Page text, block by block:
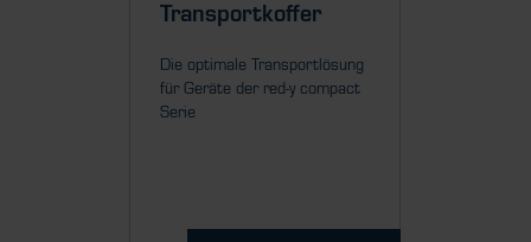
Transportkoffer
Die optimale Transportlösung
für Geräte der red-y compact
Serie